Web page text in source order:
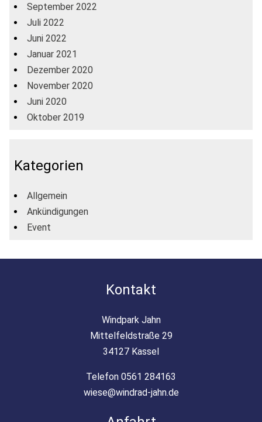
September 2022
Juli 2022
Juni 2022
Januar 2021
Dezember 2020
November 2020
Juni 2020
Oktober 2019
Kategorien
Allgemein
Ankündigungen
Event
Kontakt
Windpark Jahn
Mittelfeldstraße 29
34127 Kassel
Telefon 0561 284163
wiese@windrad-jahn.de